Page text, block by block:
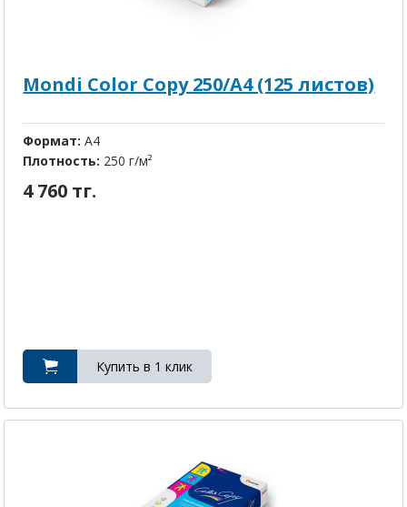
Mondi Color Copy 250/A4 (125 листов)
Формат:A4
Плотность: 250 г/м²
4 760 тг.